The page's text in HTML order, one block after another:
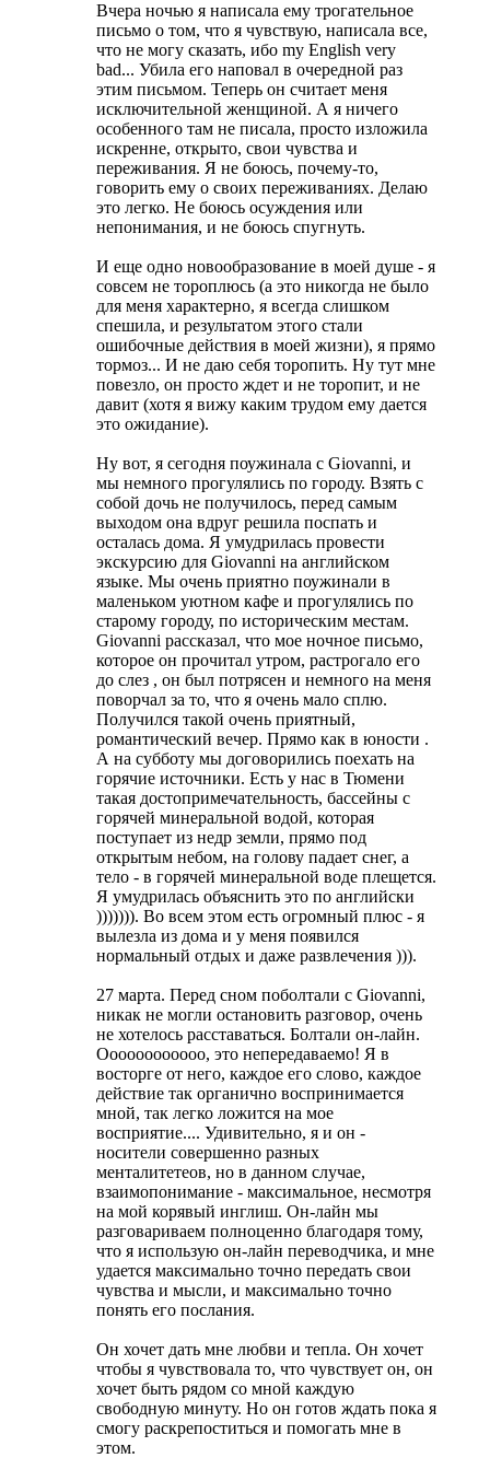
Вчера ночью я написала ему трогательное
письмо о том, что я чувствую, написала все,
что не могу сказать, ибо my English very
bad... Убила его наповал в очередной раз
этим письмом. Теперь он считает меня
исключительной женщиной. А я ничего
особенного там не писала, просто изложила
искренне, открыто, свои чувства и
переживания. Я не боюсь, почему-то,
говорить ему о своих переживаниях. Делаю
это легко. Не боюсь осуждения или
непонимания, и не боюсь спугнуть.
И еще одно новообразование в моей душе - я
совсем не тороплюсь (а это никогда не было
для меня характерно, я всегда слишком
спешила, и результатом этого стали
ошибочные действия в моей жизни), я прямо
тормоз... И не даю себя торопить. Ну тут мне
повезло, он просто ждет и не торопит, и не
давит (хотя я вижу каким трудом ему дается
это ожидание).
Ну вот, я сегодня поужинала с Giovanni, и
мы немного прогулялись по городу. Взять с
собой дочь не получилось, перед самым
выходом она вдруг решила поспать и
осталась дома. Я умудрилась провести
экскурсию для Giovanni на английском
языке. Мы очень приятно поужинали в
маленьком уютном кафе и прогулялись по
старому городу, по историческим местам.
Giovanni рассказал, что мое ночное письмо,
которое он прочитал утром, растрогало его
до слез , он был потрясен и немного на меня
поворчал за то, что я очень мало сплю.
Получился такой очень приятный,
романтический вечер. Прямо как в юности .
А на субботу мы договорились поехать на
горячие источники. Есть у нас в Тюмени
такая достопримечательность, бассейны с
горячей минеральной водой, которая
поступает из недр земли, прямо под
открытым небом, на голову падает снег, а
тело - в горячей минеральной воде плещется.
Я умудрилась объяснить это по английски
))))))). Во всем этом есть огромный плюс - я
вылезла из дома и у меня появился
нормальный отдых и даже развлечения ))).
27 марта. Перед сном поболтали с Giovanni,
никак не могли остановить разговор, очень
не хотелось расставаться. Болтали он-лайн.
Оооооооооооо, это непередаваемо! Я в
восторге от него, каждое его слово, каждое
действие так органично воспринимается
мной, так легко ложится на мое
восприятие.... Удивительно, я и он -
носители совершенно разных
менталитетеов, но в данном случае,
взаимопонимание - максимальное, несмотря
на мой корявый инглиш. Он-лайн мы
разговариваем полноценно благодаря тому,
что я использую он-лайн переводчика, и мне
удается максимально точно передать свои
чувства и мысли, и максимально точно
понять его послания.
Он хочет дать мне любви и тепла. Он хочет
чтобы я чувствовала то, что чувствует он, он
хочет быть рядом со мной каждую
свободную минуту. Но он готов ждать пока я
смогу раскрепоститься и помогать мне в
этом.